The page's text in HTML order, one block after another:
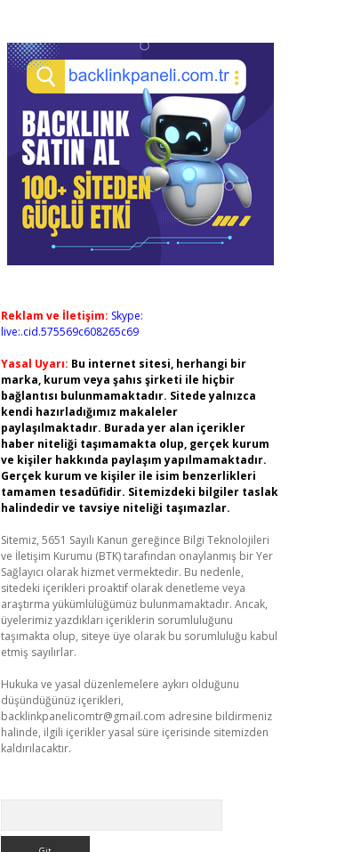
Reklam ve İletişim: Skype:
live:.cid.575569c608265c69
Yasal Uyarı: Bu internet sitesi, herhangi bir
marka, kurum veya şahıs şirketi ile hiçbir
bağlantısı bulunmamaktadır. Sitede yalnızca
kendi hazırladığımız makaleler
paylaşılmaktadır. Burada yer alan içerikler
haber niteliği taşımamakta olup, gerçek kurum
ve kişiler hakkında paylaşım yapılmamaktadır.
Gerçek kurum ve kişiler ile isim benzerlikleri
tamamen tesadüfidir. Sitemizdeki bilgiler taslak
halindedir ve tavsiye niteliği taşımazlar.
Sitemiz, 5651 Sayılı Kanun gereğince Bilgi Teknolojileri
ve İletişim Kurumu (BTK) tarafından onaylanmış bir Yer
Sağlayıcı olarak hizmet vermektedir. Bu nedenle,
sitedeki içerikleri proaktif olarak denetleme veya
araştırma yükümlülüğümüz bulunmamaktadır. Ancak,
üyelerimiz yazdıkları içeriklerin sorumluluğunu
taşımakta olup, siteye üye olarak bu sorumluluğu kabul
etmiş sayılırlar.
Hukuka ve yasal düzenlemelere aykırı olduğunu
düşündüğünüz içerikleri,
backlinkpanelicomtr@gmail.com adresine bildirmeniz
halinde, ilgili içerikler yasal süre içerisinde sitemizden
kaldırılacaktır.